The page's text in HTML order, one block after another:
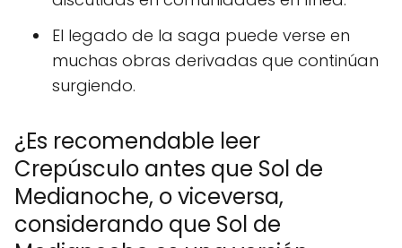
El legado de la saga puede verse en
muchas obras derivadas que continúan
surgiendo.
¿Es recomendable leer
Crepúsculo antes que Sol de
Medianoche, o viceversa,
considerando que Sol de